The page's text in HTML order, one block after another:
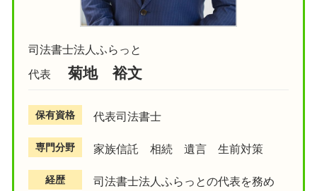
司法書士法人ふらっと
代表
菊地 裕文
保有資格 代表司法書士
専門分野 家族信託 相続 遺言 生前対策
経歴
司法書士法人ふらっとの代表を務め